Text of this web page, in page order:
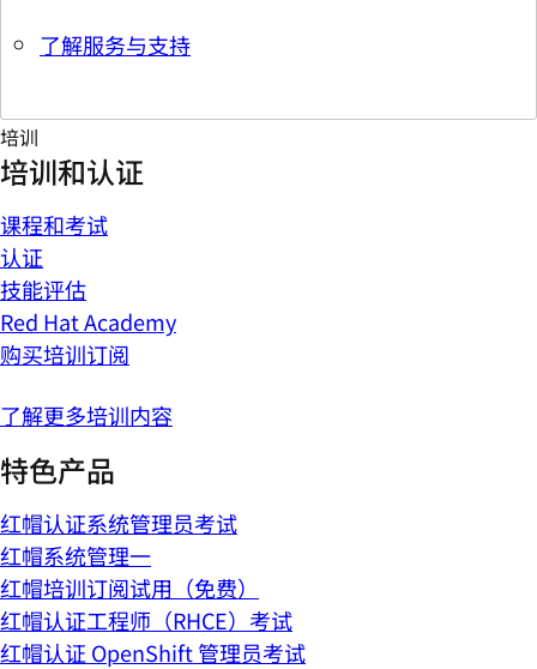
了解服务与支持
培训
培训和认证
课程和考试
认证
技能评估
Red Hat Academy
购买培训订阅
了解更多培训内容
特色产品
红帽认证系统管理员考试
红帽系统管理一
红帽培训订阅试用（免费）
红帽认证工程师（RHCE）考试
红帽认证 OpenShift 管理员考试